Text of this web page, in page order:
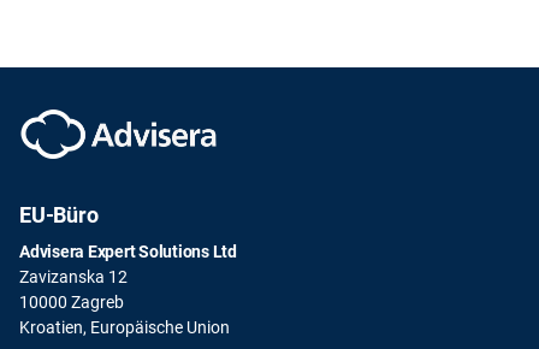
EU-Büro
Advisera Expert Solutions Ltd
Zavizanska 12
10000 Zagreb
Kroatien, Europäische Union